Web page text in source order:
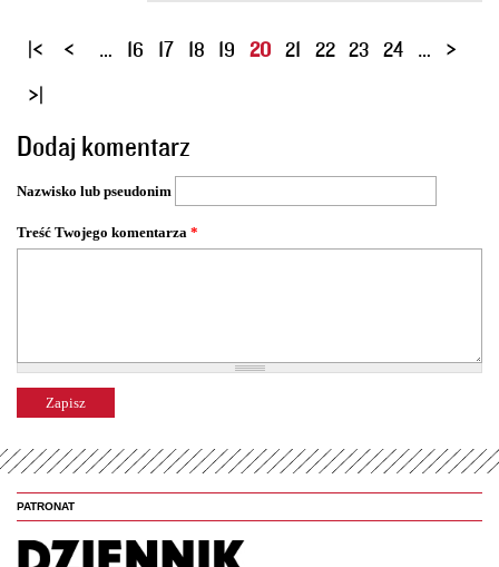
S
o
n
y
… 16 17 18 19 20 21 22 23 24 …
Dodaj komentarz
Nazwisko lub pseudonim
Treść Twojego komentarza *
PATRONAT